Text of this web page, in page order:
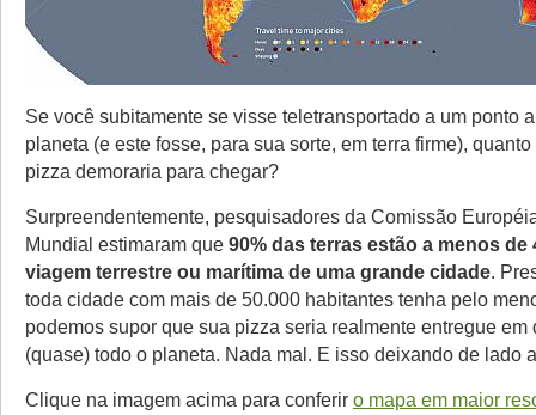
Se você subitamente se visse teletransportado a um ponto
planeta (e este fosse, para sua sorte, em terra firme),
pizza demoraria para chegar?
Surpreendentemente, pesquisadores da Comissão
Mundial estimaram que 90% das terras estão a menos de
viagem terrestre ou marítima de uma grande cidade.
toda cidade com mais de 50.000 habitantes tenha pelo
podemos supor que sua pizza seria realmente entregue em
(quase) todo o planeta. Nada mal. E isso deixando de lado
Clique na imagem acima para conferir o mapa em maior